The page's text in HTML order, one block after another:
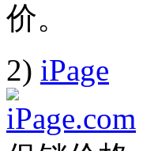
价。
2) iPage